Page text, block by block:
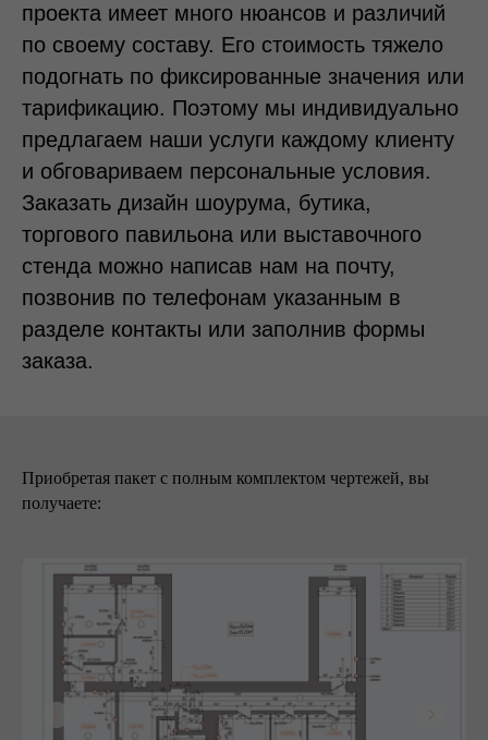
проекта имеет много нюансов и различий
по своему составу. Его стоимость тяжело
подогнать по фиксированные значения или
тарификацию. Поэтому мы индивидуально
предлагаем наши услуги каждому клиенту
и обговариваем персональные условия.
Заказать дизайн шоурума, бутика,
торгового павильона или выставочного
стенда можно написав нам на почту,
позвонив по телефонам указанным в
разделе контакты или заполнив формы
заказа.
Приобретая пакет с полным комплектом чертежей, вы
получаете: